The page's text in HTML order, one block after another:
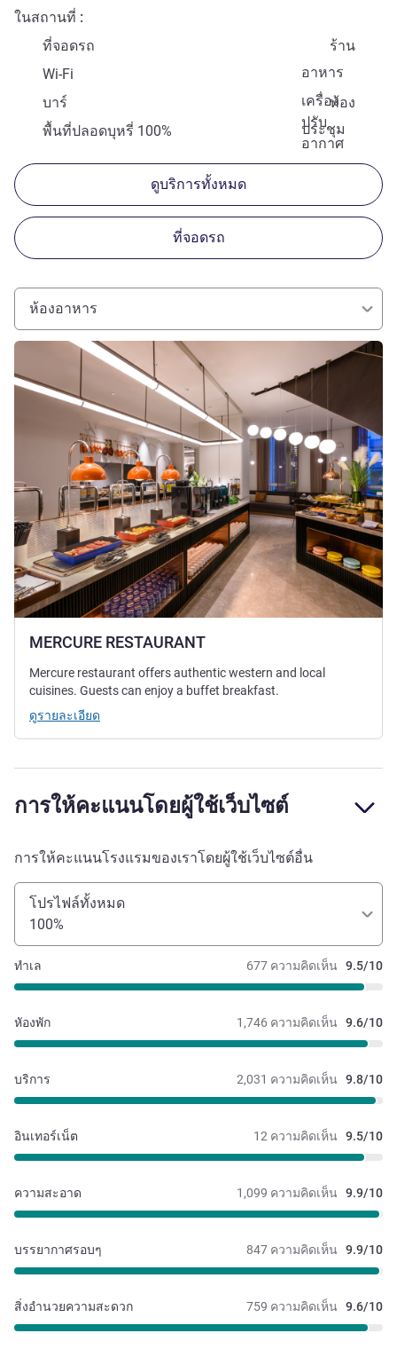
ในสถานที่
ที่จอดรถ
ร้าน
อาหาร
Wi-Fi
เครื่อง
ปรับ
อากาศ
บาร์
ห้อง
ประชุม
พื้นที่ปลอดบุหรี่ 100%
ดูบริการทั้งหมด
ที่จอดรถ
ห้องอาหาร
MERCURE RESTAURANT
ดูรายละเอียด
Mercure restaurant offers authentic western and local
cuisines. Guests can enjoy a buffet breakfast.
ดูรายละเอียด
การให้คะแนนโดยผู้ใช้เว็บไซต์
การให้คะแนนโรงแรมของเราโดยผู้ใช้เว็บไซต์อื่น
โปรไฟล์ทั้งหมด
100%
677 ความคิดเห็น 9.5/10
ทำเล
1,746 ความคิดเห็น 9.6/10
หัองพัก
2,031 ความคิดเห็น 9.8/10
บริการ
12 ความคิดเห็น 9.5/10
อินเทอร์เน็ต
1,099 ความคิดเห็น 9.9/10
ความสะอาด
847 ความคิดเห็น 9.9/10
บรรยากาศรอบๆ
759 ความคิดเห็น 9.6/10
สิ่งอำนวยความสะดวก